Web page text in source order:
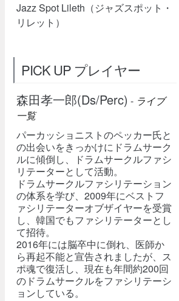
Jazz Spot Lileth（ジャズスポット・
リレット）
PICK UP プレイヤー
森田孝一郎(Ds/Perc) - ライブ
一覧
パーカッショニストのペッカー氏と
の出会いをきっかけにドラムサーク
ルに傾倒し、ドラムサークルファシ
リテーターとして活動。
ドラムサークルファシリテーション
の体系を学び、2009年にベストフ
ァシリテーターオブザイヤーを受賞
し、韓国でもファシリテーターとし
て招待。
2016年には脳卒中に倒れ、医師か
ら再起不能と宣告されましたが、ス
ポ魂で復活し、現在も年間約200回
のドラムサークルをファシリテーシ
ョンしている。